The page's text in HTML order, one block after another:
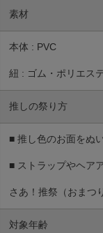
素材
本体 : PVC
紐 : ゴム・ポリエス
推しの祭り方
■ 推し色のお面をぬ
■ ストラップやヘア
さあ！推祭（おまつ
対象年齢